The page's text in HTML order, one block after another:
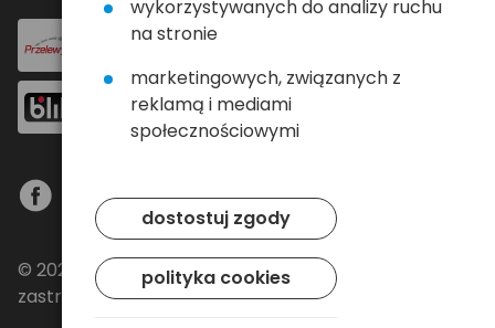
© 2024 Baltrade sp. z o.o. - Wszelkie prawa
zastrzeżone.
wykorzystywanych do analizy ruchu
na stronie
marketingowych, związanych z
reklamą i mediami
społecznościowymi
dostostuj zgody
polityka cookies